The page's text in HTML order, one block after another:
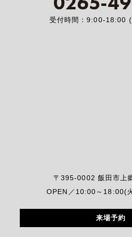
受付時間：9:00-18:00 (
〒395-0002 飯田市上
OPEN／10:00～18:00(
来場予約